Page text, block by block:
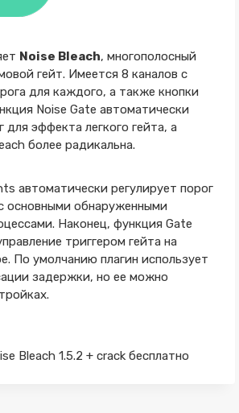
Noise Bleach, многополосный
гейт. Имеется 8 каналов с
для каждого, а также кнопки
Noise Gate автоматически
для эффекта легкого гейта, а
более радикальна.
автоматически регулирует порог
основными обнаруженными
Наконец, функция Gate
триггером гейта на
По умолчанию плагин использует
задержки, но ее можно
Bleach 1.5.2 + crack бесплатно